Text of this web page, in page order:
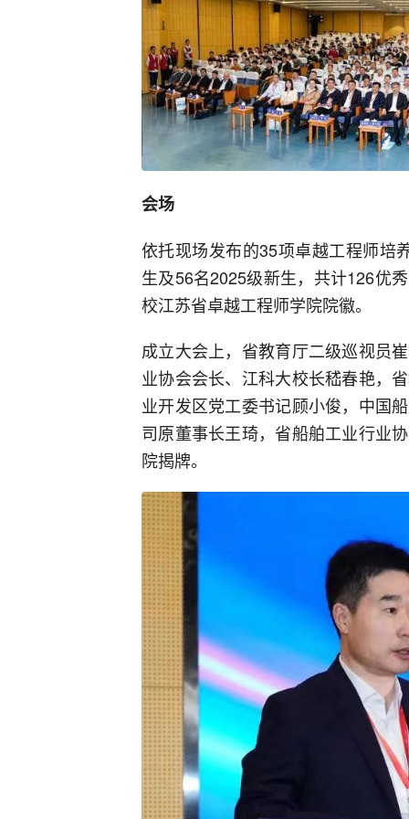
会场
依托现场发布的35项卓越工程师培
生及56名2025级新生，共计126优
校江苏省卓越工程师学院院徽。
成立大会上，省教育厅二级巡视员
业协会会长、江科大校长嵇春艳，
业开发区党工委书记顾小俊，中国
司原董事长王琦，省船舶工业行业
院揭牌。